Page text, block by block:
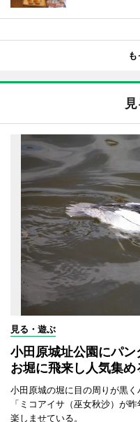
も
見る・遊ぶ
小田原城址公園にパ
お堀に飛来し人気集め
小田原城の堀に目の周りが黒
「ミコアイサ（巫女秋沙）が
楽しませている。